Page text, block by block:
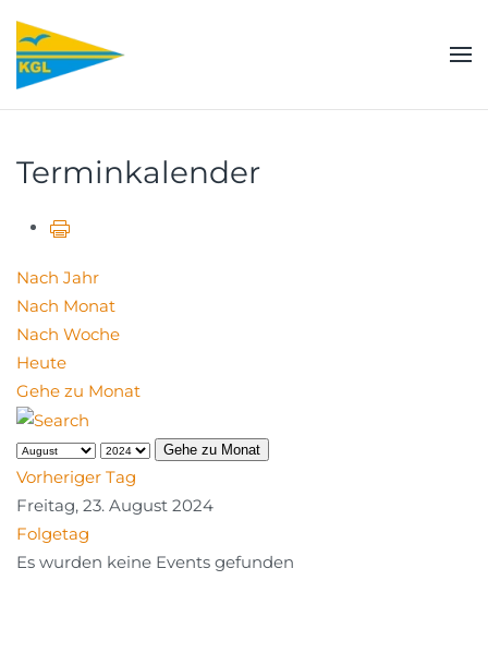
Zum Hauptinhalt springen
Terminkalender
Nach Jahr
Nach Monat
Nach Woche
Heute
Gehe zu Monat
Gehe zu Monat
Vorheriger Tag
Freitag, 23. August 2024
Folgetag
Es wurden keine Events gefunden